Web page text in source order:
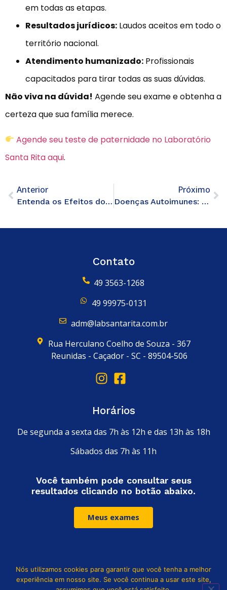
em todas as etapas.
Resultados jurídicos: Laudos aceitos em todo o
território nacional.
Atendimento humanizado: Profissionais
capacitados para tirar todas as suas dúvidas.
Não viva na dúvida! Agende seu exame e obtenha a
certeza que sua família merece.
Agende seu teste de paternidade no Laboratório
Santa Rita aqui.
Anterior
Entenda os Efeitos dos Picos de Dopamina no Seu Corpo
Próximo
Doenças Autoimunes: O Que Você Precisa Saber
Contato
49 3563-1268
49 99975-0131
adm@labsantarita.com.br
Rua Herculano Coelho de Souza - 367
Reunidas - Caçador - SC - 89504-506
Horários
De segunda a sexta das 7h às 12h e das 13h às 18h
Sábados das 7h às 11h
Você também pode consultar seus
resultados clicando no botão abaixo.
Meus exames
Leia nossa política de privacidade
Nós utilizamos cookies para garantir que você tenha a melhor
experiência em nosso site. Se você continua a usar este site,